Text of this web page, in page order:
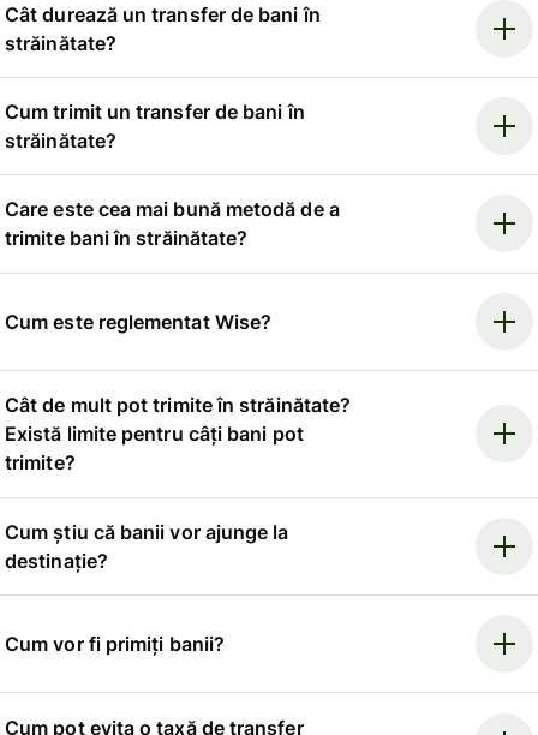
Cât durează un transfer de bani în
străinătate?
Cum trimit un transfer de bani în
străinătate?
Care este cea mai bună metodă de a
trimite bani în străinătate?
Cum este reglementat Wise?
Cât de mult pot trimite în străinătate?
Există limite pentru câți bani pot
trimite?
Cum știu că banii vor ajunge la
destinație?
Cum vor fi primiți banii?
Cum pot evita o taxă de transfer